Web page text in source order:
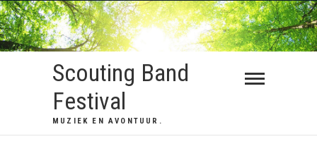
Scouting Band
Festival
MUZIEK EN AVONTUUR.